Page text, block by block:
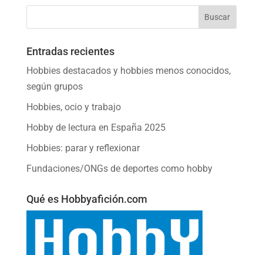
Entradas recientes
Hobbies destacados y hobbies menos conocidos,
según grupos
Hobbies, ocio y trabajo
Hobby de lectura en España 2025
Hobbies: parar y reflexionar
Fundaciones/ONGs de deportes como hobby
Qué es Hobbyafición.com